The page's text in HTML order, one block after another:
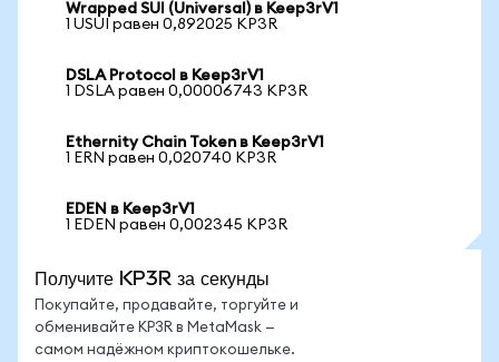
Wrapped SUI (Universal) в Keep3rV1
1 USUI равен 0,892025 KP3R
DSLA Protocol в Keep3rV1
1 DSLA равен 0,00006743 KP3R
Ethernity Chain Token в Keep3rV1
1 ERN равен 0,020740 KP3R
EDEN в Keep3rV1
1 EDEN равен 0,002345 KP3R
Получите KP3R за секунды
Покупайте, продавайте, торгуйте и
обменивайте KP3R в MetaMask —
самом надёжном криптокошельке.